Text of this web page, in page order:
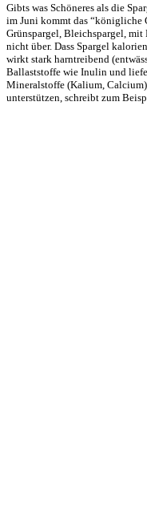
Gibts was Schöneres als die
im Juni kommt das “königliche
Grünspargel, Bleichspargel,
nicht über. Dass Spargel
wirkt stark harntreibend
Ballaststoffe wie Inulin und
Mineralstoffe (Kalium,
unterstützen, schreibt zum